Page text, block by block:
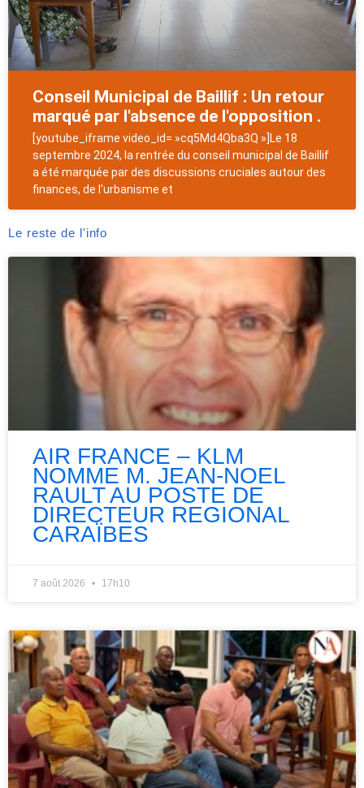
Conseil Municipal de Baillif : Un retour
marqué par l'absence de l'opposition .
[youtube_iframe video_id= »cq5Md4Qba3Q »]Le 18
septembre 2024, la rentrée du conseil municipal de Baillif
a été marquée par des discussions cruciales autour des
finances, de l'urbanisme et
Le reste de l'info
AIR FRANCE – KLM
NOMME M. JEAN-NOEL
RAULT AU POSTE DE
DIRECTEUR REGIONAL
CARAÏBES
7 août 2026 17h10